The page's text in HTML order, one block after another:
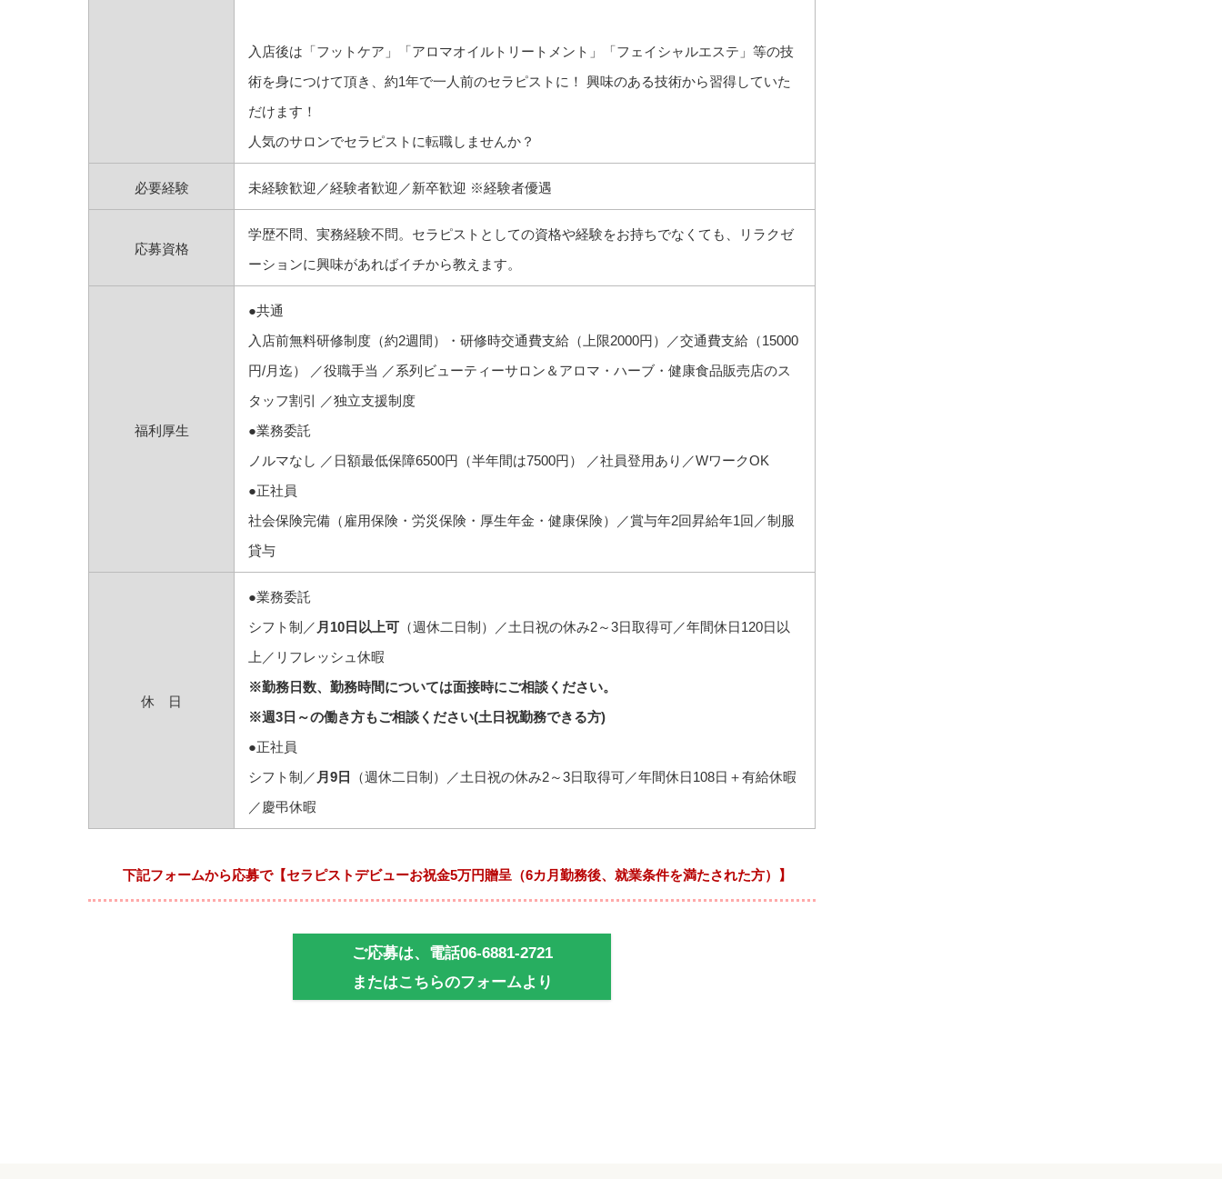
入店後は「フットケア」「アロマオイルトリートメント」「フェイシャルエステ」等の技
術を身につけて頂き、約1年で一人前のセラピストに！ 興味のある技術から習得していた
だけます！
人気のサロンでセラピストに転職しませんか？
必要経験 未経験歓迎／経験者歓迎／新卒歓迎 ※経験者優遇
応募資格
学歴不問、実務経験不問。セラピストとしての資格や経験をお持ちでなくても、リラクゼ
ーションに興味があればイチから教えます。
福利厚生
●共通
入店前無料研修制度（約2週間）・研修時交通費支給（上限2000円）／交通費支給（15000
円/月迄） ／役職手当 ／系列ビューティーサロン＆アロマ・ハーブ・健康食品販売店のス
タッフ割引 ／独立支援制度
●業務委託
ノルマなし ／日額最低保障6500円（半年間は7500円） ／社員登用あり／WワークOK
●正社員
社会保険完備（雇用保険・労災保険・厚生年金・健康保険）／賞与年2回昇給年1回／制服
貸与
休 日
●業務委託
シフト制／ 月10日以上可 （週休二日制）／土日祝の休み2～3日取得可／年間休日120日以
上／リフレッシュ休暇
※勤務日数、勤務時間については面接時にご相談ください。
※週3日～の働き方もご相談ください(土日祝勤務できる方)
●正社員
シフト制／ 月9日
（週休二日制）／土日祝の休み2～3日取得可／年間休日108日＋有給休暇
／慶弔休暇
下記フォームから応募で【セラピストデビューお祝金5万円贈呈（6カ月勤務後、就業条件を満たされた方）】
ご応募は、電話06-6881-2721
またはこちらのフォームより